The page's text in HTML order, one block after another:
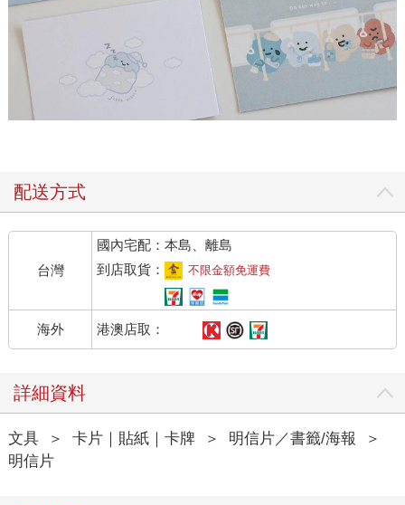
配送方式
台灣
國內宅配：本島、離島
到店取貨：
不限金額免運費
海外 港澳店取：
詳細資料
文具 ＞ 卡片｜貼紙｜卡牌 ＞ 明信片／書籤/海報
＞
明信片